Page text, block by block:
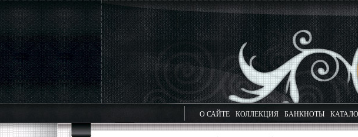
О САЙТЕ КОЛЛЕКЦИЯ БАНКНОТЫ